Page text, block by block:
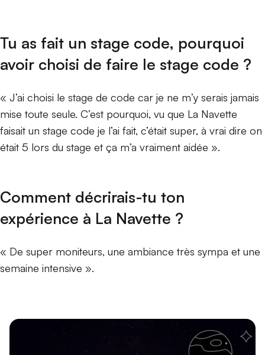
Tu as fait un stage code, pourquoi
avoir choisi de faire le stage code ?
« J’ai choisi le stage de code car je ne m’y serais jamais
mise toute seule. C’est pourquoi, vu que La Navette
faisait un stage code je l’ai fait, c’était super, à vrai dire on
était 5 lors du stage et ça m’a vraiment aidée ».
Comment décrirais-tu ton
expérience à La Navette ?
« De super moniteurs, une ambiance très sympa et une
semaine intensive ».